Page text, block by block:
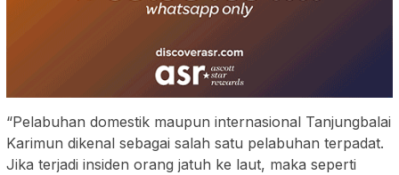
“Pelabuhan domestik maupun internasional Tanjungbalai
Karimun dikenal sebagai salah satu pelabuhan terpadat.
Jika terjadi insiden orang jatuh ke laut, maka seperti